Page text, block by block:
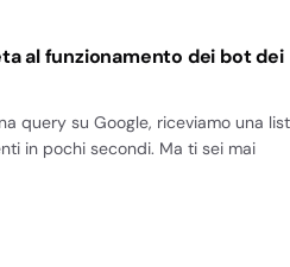
al funzionamento dei bot dei
query su Google, riceviamo una
in pochi secondi. Ma ti sei mai